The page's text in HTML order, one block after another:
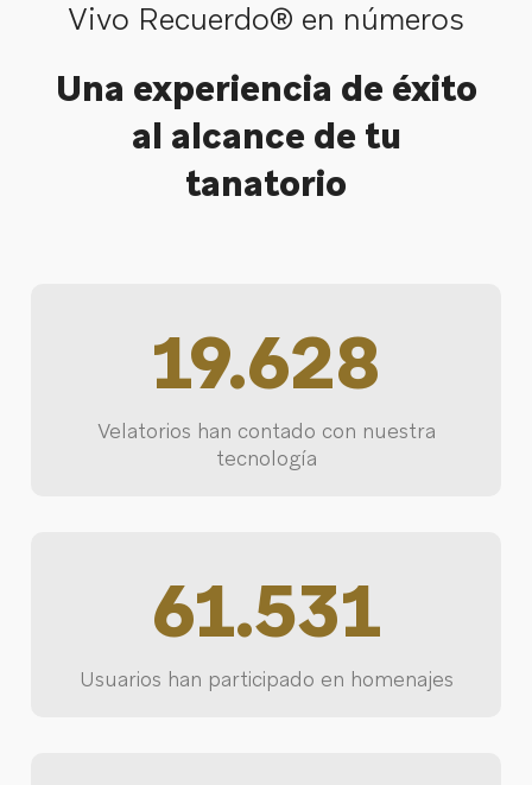
Vivo Recuerdo® en números
Una experiencia de éxito
al alcance de tu
tanatorio
19.628
Velatorios han contado con nuestra
tecnología
61.531
Usuarios han participado en homenajes